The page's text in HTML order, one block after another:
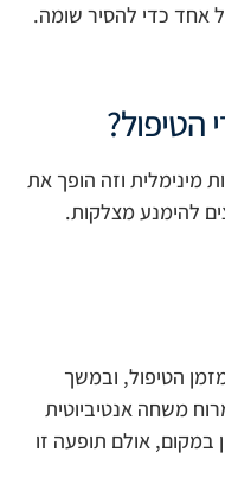
אחד כדי להסיר שומה.
מינימלית וזה הופך את
להימנע מצלקות.
הטיפול, ובמשך
משחה אנטיביוטית
במקום, אולם תופעה זו